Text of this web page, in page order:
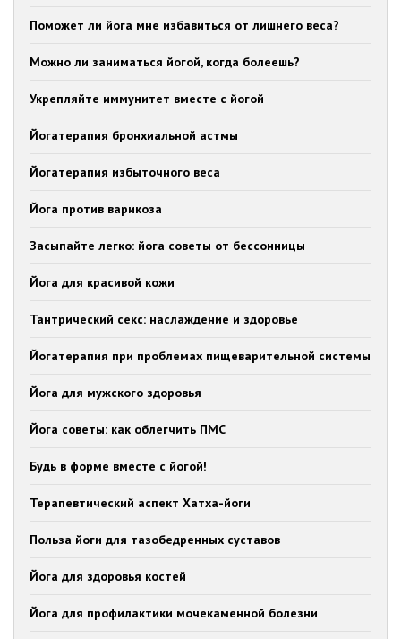
Поможет ли йога мне избавиться от лишнего веса?
Можно ли заниматься йогой, когда болеешь?
Укрепляйте иммунитет вместе с йогой
Йогатерапия бронхиальной астмы
Йогатерапия избыточного веса
Йога против варикоза
Засыпайте легко: йога советы от бессонницы
Йога для красивой кожи
Тантрический секс: наслаждение и здоровье
Йогатерапия при проблемах пищеварительной системы
Йога для мужского здоровья
Йога советы: как облегчить ПМС
Будь в форме вместе с йогой!
Терапевтический аспект Хатха-йоги
Польза йоги для тазобедренных суставов
Йога для здоровья костей
Йога для профилактики мочекаменной болезни